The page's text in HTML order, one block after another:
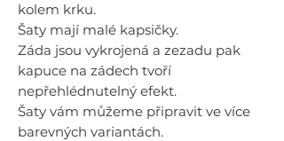
kolem krku.
Šaty mají malé kapsičky.
Záda jsou vykrojená a zezadu pak
kapuce na zádech tvoří
nepřehlédnutelný efekt.
Šaty vám můžeme připravit ve více
barevných variantách.